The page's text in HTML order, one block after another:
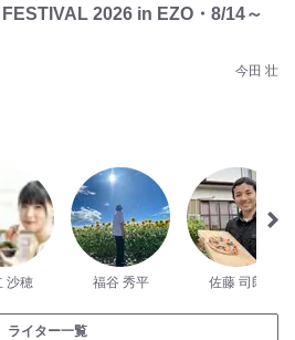
2026 in EZO・8/14～
今田 壮
沙穂 福谷 秀平 佐藤 司郎
ライター一覧